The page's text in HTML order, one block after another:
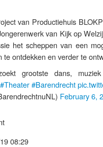
van Productiehuis
van Kijk op
het scheppen van een
te ontdekken en verder te
grootste dans,
#Theater#Barendrecht
February 6,
08:29